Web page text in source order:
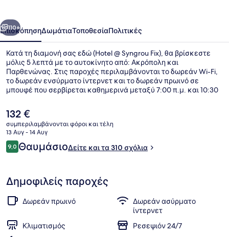
Επόμενο
110+
ΕπισκόπησηΔωμάτιαΤοποθεσίαΠολιτικές
Κατά τη διαμονή σας εδώ (Hotel @ Syngrou Fix), θα βρίσκεστε
μόλις 5 λεπτά με το αυτοκίνητο από: Ακρόπολη και
Παρθενώνας. Στις παροχές περιλαμβάνονται το δωρεάν Wi-Fi,
το δωρεάν ενσύρματο ίντερνετ και το δωρεάν πρωινό σε
μπουφέ που σερβίρεται καθημερινά μεταξύ 7:00 π.μ. και 10:30
τα εξής: Πλατεία Συντάγματος και Μουσείο Ακρόπολης. Άλλοι
ταξιδιώτες λατρεύουν το εξυπηρετικό προσωπικό. Τα μέσα
μαζικής μεταφοράς είναι σε πολύ κοντινή απόσταση με τα
πόδια: το σημείο επιβίβασης Σταθμός Μετρό Συγγρού-Φιξ
βρίσκεται σε απόσταση 4 λεπτών και το σημείο επιβίβασης
Στάση Τραμ Κασομούλη βρίσκεται σε απόσταση 7 λεπτών.
Η
τρέχουσα
τιμή
είναι
132 €
132 €
συμπεριλαμβάνονται φόροι και τέλη
13 Αυγ - 14 Αυγ
Σχόλια
9,09,0 στα 10
ΘαυμάσιοΔείτε και τα 310 σχόλια
Δημοφιλείς παροχές
Δωρεάν πρωινό
Δωρεάν ασύρματο
ίντερνετ
Κλιματισμός
Ρεσεψιόν 24/7